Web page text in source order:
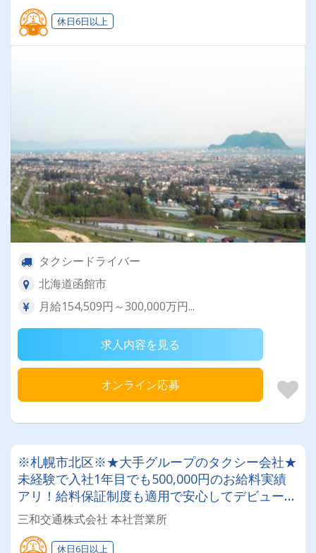
休日6日以上
タクシードライバー
北海道函館市
月給154,509円～300,000万円...
求人内容を見る
オンライン応募
※札幌市北区※★大手グループのタクシー会社★
未経験で入社1年目でも500,000円のお給料実績
アリ！給料保証制度も適用で安心してデビュー出
来ます！札幌エリアでタクシードライバー
三和交通株式会社 本社営業所
休日6日以上